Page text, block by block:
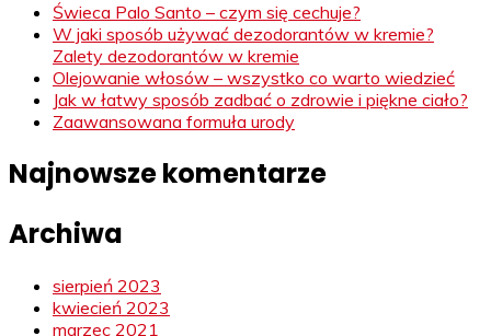
Świeca Palo Santo – czym się cechuje?
W jaki sposób używać dezodorantów w kremie?
Zalety dezodorantów w kremie
Olejowanie włosów – wszystko co warto wiedzieć
Jak w łatwy sposób zadbać o zdrowie i piękne ciało?
Zaawansowana formuła urody
Najnowsze komentarze
Archiwa
sierpień 2023
kwiecień 2023
marzec 2021